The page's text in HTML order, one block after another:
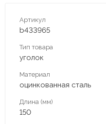
Артикул
b433965
Тип товара
уголок
Материал
оцинкованная сталь
Длина (мм)
150